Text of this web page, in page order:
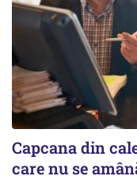
Capcana din
care nu se